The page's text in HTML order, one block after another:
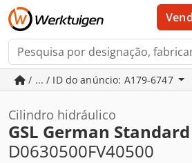
/ ... / ID do anúncio: A179-6747
Cilindro hidráulico
GSL German
D0630500FV40500